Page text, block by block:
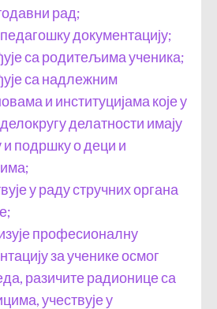
рад;
документацију;
са родитељима ученика;
са надлежним
и институцијама које у
делатности имају
и подршку о деци и
у раду стручних органа
професионалну
за ученике осмог
разичите радионице са
учествује у